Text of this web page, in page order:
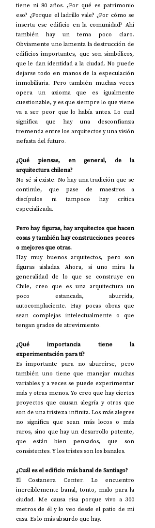
tiene ni 80 años. ¿Por qué es patrimonio
eso? ¿Porque el ladrillo vale? ¿Por cómo se
inserta ese edificio en la comunidad? Ahí
también hay un tema poco claro.
Obviamente uno lamenta la destrucción de
edificios importantes, que son simbólicos,
que le dan identidad a la ciudad. No puede
dejarse todo en manos de la especulación
inmobiliaria. Pero también muchas veces
opera un axioma que es igualmente
cuestionable, y es que siempre lo que viene
va a ser peor que lo había antes. Lo cual
significa que hay una desconfianza
tremenda entre los arquitectos y una visión
nefasta del futuro.
¿Qué piensas, en general, de la
arquitectura chilena?
No sé si existe. No hay una tradición que se
continúe, que pase de maestros a
discípulos ni tampoco hay crítica
especializada.
Pero hay figuras, hay arquitectos que hacen
cosas y también hay construcciones peores
o mejores que otras.
Hay muy buenos arquitectos, pero son
figuras aisladas. Ahora, si uno mira la
generalidad de lo que se construye en
Chile, creo que es una arquitectura un
poco estancada, aburrida,
autocomplaciente. Hay pocas obras que
sean complejas intelectualmente o que
tengan grados de atrevimiento.
¿Qué importancia tiene la
experimentación para tí?
Es importante para no aburrirse, pero
también uno tiene que manejar muchas
variables y a veces se puede experimentar
más y otras menos. Yo creo que hay ciertos
proyectos que causan alegría y otros que
son de una tristeza infinita. Los más alegres
no significa que sean más locos o más
raros, sino que hay un desarrollo potente,
que están bien pensados, que son
consistentes. Y los tristes son los banales.
¿Cuál es el edificio más banal de Santiago?
El Costanera Center. Lo encuentro
increíblemente banal, tonto, malo para la
ciudad. Me causa risa porque vivo a 300
metros de él y lo veo desde el patio de mi
casa. Es lo más absurdo que hay.